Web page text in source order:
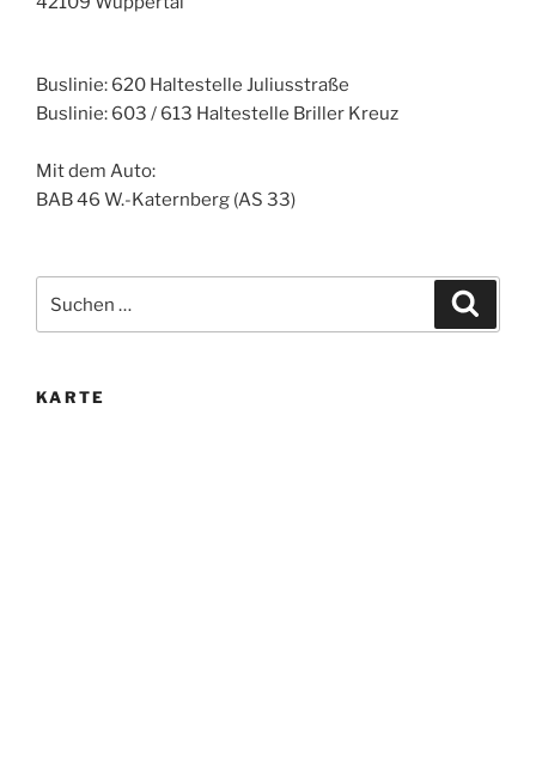
Buslinie: 620 Haltestelle Juliusstraße
Buslinie: 603 / 613 Haltestelle Briller Kreuz
Mit dem Auto:
BAB 46 W.-Katernberg (AS 33)
nach:
KARTE